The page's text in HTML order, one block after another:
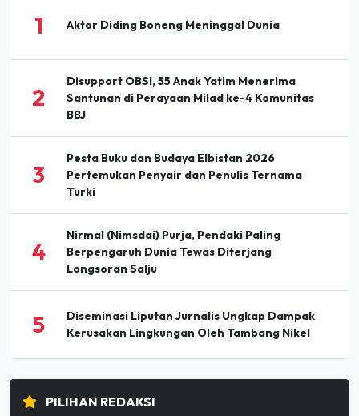
1 Aktor Diding Boneng Meninggal Dunia
2
Disupport OBSI, 55 Anak Yatim Menerima
Santunan di Perayaan Milad ke-4 Komunitas
BBJ
3
Pesta Buku dan Budaya Elbistan 2026
Pertemukan Penyair dan Penulis Ternama
Turki
4
Nirmal (Nimsdai) Purja, Pendaki Paling
Berpengaruh Dunia Tewas Diterjang
Longsoran Salju
5
Diseminasi Liputan Jurnalis Ungkap Dampak
Kerusakan Lingkungan Oleh Tambang Nikel
PILIHAN REDAKSI